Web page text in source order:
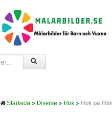
Startsida » Diverse » Hök » Hök på